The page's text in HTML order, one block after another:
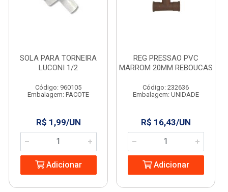
SOLA PARA TORNEIRA
LUCONI 1/2
Código: 960105
Embalagem: PACOTE
R$ 1,99/UN
Adicionar
REG PRESSAO PVC
MARROM 20MM REBOUCAS
Código: 232636
Embalagem: UNIDADE
R$ 16,43/UN
Adicionar